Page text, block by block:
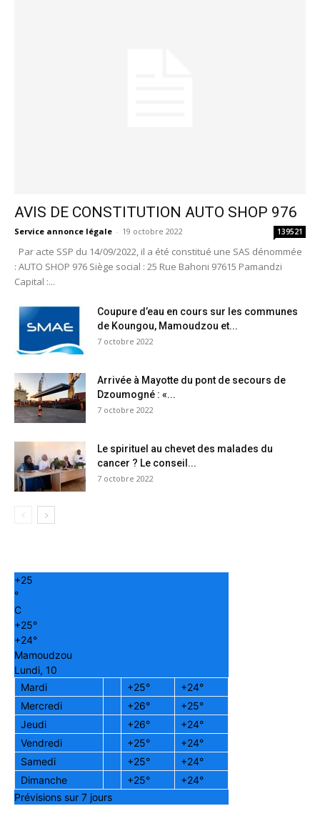
AVIS DE CONSTITUTION AUTO SHOP 976
Service annonce légale - 19 octobre 2022 139521
Par acte SSP du 14/09/2022, il a été constitué une SAS dénommée
: AUTO SHOP 976 Siège social : 25 Rue Bahoni 97615 Pamandzi
Capital :...
Coupure d’eau en cours sur les communes
de Koungou, Mamoudzou et...
7 octobre 2022
Arrivée à Mayotte du pont de secours de
Dzoumogné : «...
7 octobre 2022
Le spirituel au chevet des malades du
cancer ? Le conseil...
7 octobre 2022
+25
°
C
+25°
+24°
Mamoudzou
Lundi, 10
Mardi
+25° +24°
Mercredi
+26° +25°
Jeudi
+26° +24°
Vendredi
+25° +24°
Samedi
+25° +24°
Dimanche
+25° +24°
Prévisions sur 7 jours